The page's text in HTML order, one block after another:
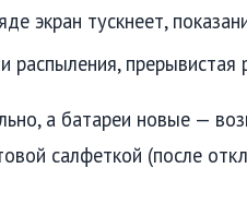
экран тускнеет,
прерывистая
а батареи новые —
салфеткой (после